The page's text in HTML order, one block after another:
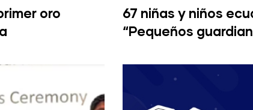
oro
67 niñas y niños
“Pequeños